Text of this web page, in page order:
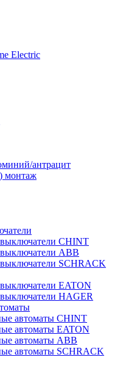
Electric
антрацит
монтаж
CHINT
ABB
SCHRACK
EATON
HAGER
автоматы CHINT
автоматы EATON
автоматы ABB
автоматы SCHRACK